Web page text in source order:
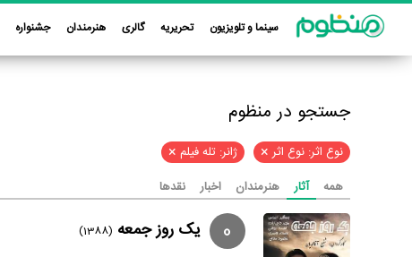
سینما و تلویزیون تحریریه گالری هنرمندان جشنواره
جستجو در منظوم
نوع اثر: نوع اثر × ژانر: تله فیلم ×
همه آثار هنرمندان اخبار نقدها
0 یک روز جمعه (1388)